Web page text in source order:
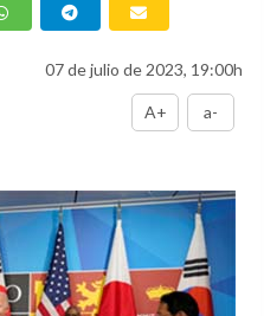
07 de julio de 2023, 19:00h
A+ a-